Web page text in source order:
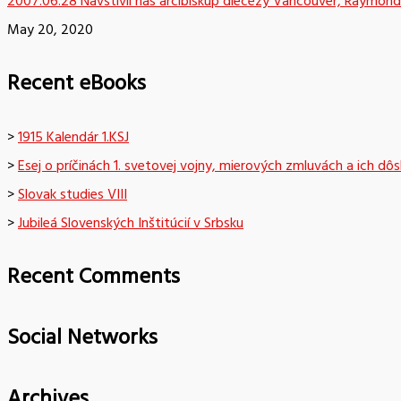
May 20, 2020
Recent eBooks
>1915 Kalendár 1.KSJ
>Esej o príčinách 1. svetovej vojny, mierových zmluvách a ich
>Slovak studies VIII
>Jubileá Slovenských Inštitúcií v Srbsku
Recent Comments
Social Networks